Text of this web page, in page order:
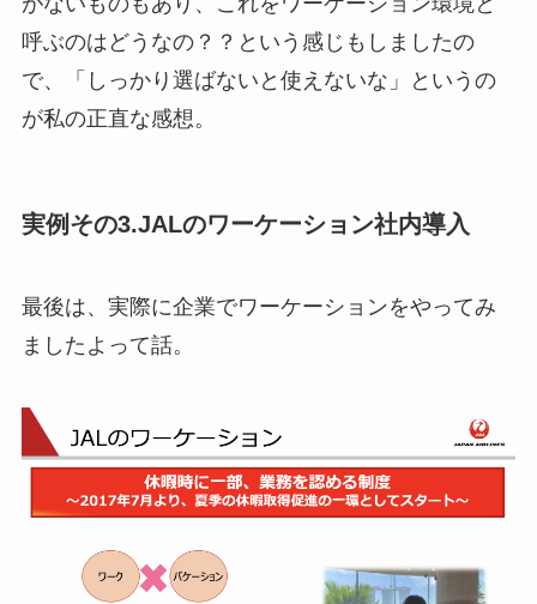
呼ぶのはどうなの？？という感じもしましたの
で、「 しっかり選ばないと使えないな 」というの
が私の正直な感想。
実例その3.JALのワーケーション社内導入
最後は、 実際に企業でワーケーションをやってみ
ましたよ って話。